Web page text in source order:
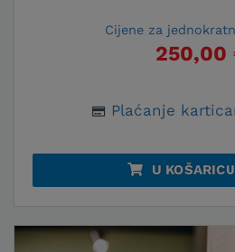
Cijene za
250,00
Plaćanje
U KOŠARICU